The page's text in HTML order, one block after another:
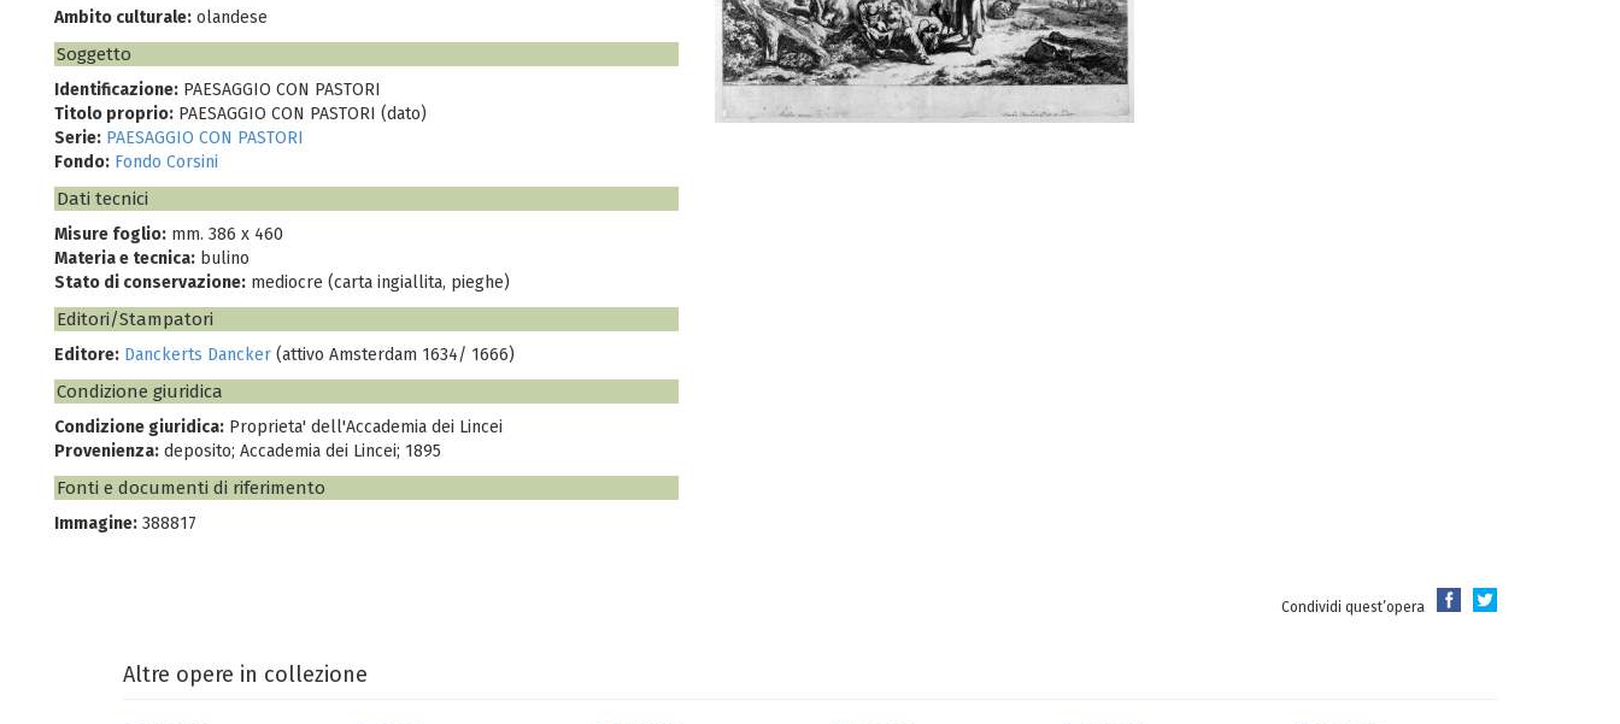
Ambito culturale: olandese
Soggetto
Identificazione: PAESAGGIO CON PASTORI
Titolo proprio: PAESAGGIO CON PASTORI (dato)
Serie: PAESAGGIO CON PASTORI
Fondo: Fondo Corsini
Dati tecnici
Misure foglio: mm. 386 x 460
Materia e tecnica: bulino
Stato di conservazione: mediocre (carta ingiallita, pieghe)
Editori/Stampatori
Editore: Danckerts Dancker (attivo Amsterdam 1634/ 1666)
Condizione giuridica
Condizione giuridica: Proprieta' dell'Accademia dei Lincei
Provenienza: deposito; Accademia dei Lincei; 1895
Fonti e documenti di riferimento
Immagine: 388817
Condividi quest’opera
Altre opere in collezione